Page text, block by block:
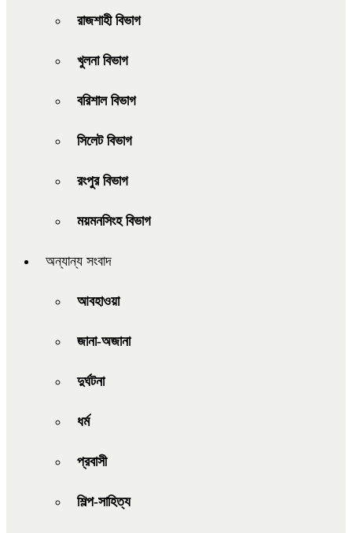
রাজশাহী বিভাগ
খুলনা বিভাগ
বরিশাল বিভাগ
সিলেট বিভাগ
রংপুর বিভাগ
ময়মনসিংহ বিভাগ
অন্যান্য সংবাদ
আবহাওয়া
জানা-অজানা
দুর্ঘটনা
ধর্ম
প্রবাসী
শিল্প-সাহিত্য